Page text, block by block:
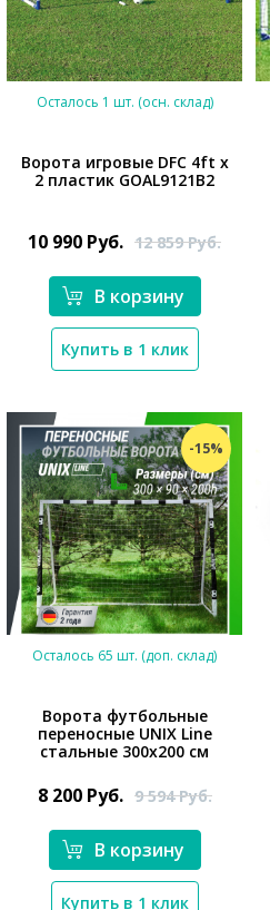
Осталось 1 шт. (осн. склад)
Ворота игровые DFC 4ft х
2 пластик GOAL9121B2
10 990 Руб. 12 859Руб.
В корзину
Купить в 1 клик
-15%
*}
Осталось 65 шт. (доп. склад)
Ворота футбольные
переносные UNIX Line
стальные 300x200 см
8 200 Руб. 9 594Руб.
В корзину
Купить в 1 клик